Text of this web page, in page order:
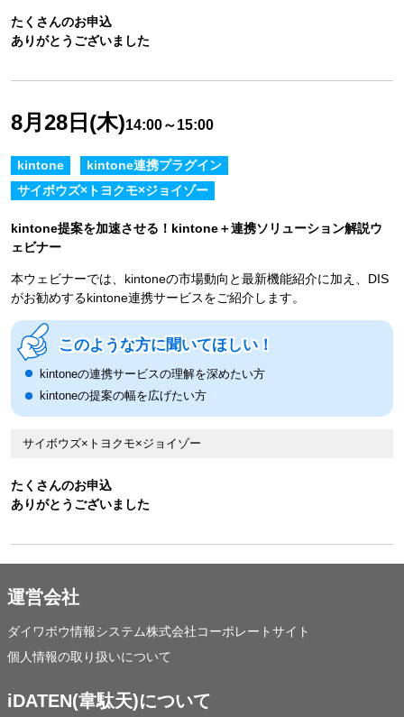
たくさんのお申込
ありがとうございました
8月28日(木)14:00～15:00
たくさんのお申込
ありがとうございました
kintone
kintone連携プラグイン
サイボウズ×トヨクモ×ジョイゾー
kintone提案を加速させる！kintone＋連携ソリューション解説ウ
ェビナー
本ウェビナーでは、kintoneの市場動向と最新機能紹介に加え、DIS
がお勧めするkintone連携サービスをご紹介します。
このような方に聞いてほしい！
kintoneの連携サービスの理解を深めたい方
kintoneの提案の幅を広げたい方
サイボウズ×トヨクモ×ジョイゾー
運営会社
ダイワボウ情報システム株式会社コーポレートサイト
個人情報の取り扱いについて
iDATEN(韋駄天)について